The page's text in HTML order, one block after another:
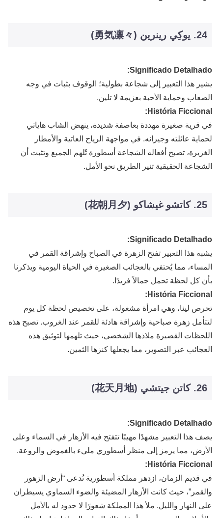
24. يوكِي رينرين (勇気凛々)
Significado Detalhado:
يشير هذا التعبير إلى شجاعة بطولية؛ الوقوف بثبات في وجه
الصعاب وحماية الأحبة بعزيمة لا تلين.
História Ficcional:
في قرية صغيرة مهددة بعاصفة شديدة، ينهض الشاب هاياتي
لحماية عائلته وجيرانه. في مواجهة الرياح العاتية والأمطار
الغزيرة، تصبح أفعاله الشجاعة أسطورة تُلهم الجميع وتثبت أن
الشجاعة الحقيقية تنير الطريق نحو الأمل.
25. كاتشو غيشاكو (花朝月夕)
Significado Detalhado:
يشبه هذا التعبير تفتح الزهرة في الصباح وإشراقة القمر في
المساء، مما يُحتفي بالعجائب الصغيرة في الحياة اليومية ويذكرنا
بأن كل لحظة تحمل جمالاً فريدًا.
História Ficcional:
تحرص لينا، وهي امرأة مشغولة، على تخصيص لحظة كل يوم
لتتأمل زهرة صباحية وإشراقة هادئة للقمر عند الغروب. تصبح هذه
اللحظات القصيرة ملاذها الشخصي، حيث تلهمها لتوثيق هذه
العجائب عبر التصوير، مما يجعلها كنزها الثمين.
26. كاتن جيتشي (花天月地)
Significado Detalhado:
يصف هذا التعبير مشهدًا مهيبًا تتفتح فيه الأزهار في السماء وعلى
الأرض، مما يرمز إلى منظر أسطوري مليء بالغموض والروعة.
História Ficcional:
في قديم الزمان، ازدهر مملكة أسطورية تُدعى “أرض الزهور
والقمر”، حيث كانت الأزهار المضيئة والضوء السماوي يسيطران
على النهار والليل. ملأ هذا المملكة شعورًا لا حدود له بالأمل